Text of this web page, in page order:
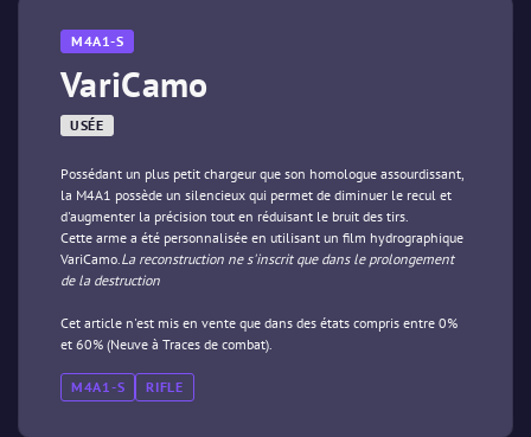
M4A1-S
VariCamo
USÉE
Possédant un plus petit chargeur que son homologue assourdissant,
la M4A1 possède un silencieux qui permet de diminuer le recul et
d'augmenter la précision tout en réduisant le bruit des tirs.
Cette arme a été personnalisée en utilisant un film hydrographique
VariCamo.La reconstruction ne s'inscrit que dans le prolongement
de la destruction
Cet article n'est mis en vente que dans des états compris entre 0%
et 60% (Neuve à Traces de combat).
M4A1-S RIFLE